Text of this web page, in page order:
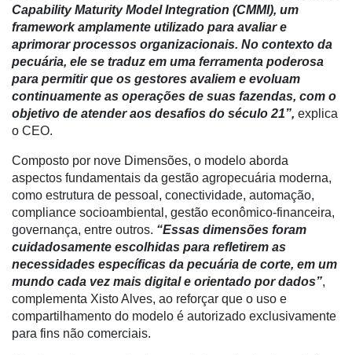
Automação
e
Robótica
Conectividade
Dados
e
E-
Commerce
Informatização
da
Agricultura
Vertical
Software
Empresarial
Capability Maturity Model Integration (CMMI), um
framework amplamente utilizado para avaliar e
aprimorar processos organizacionais. No contexto da
pecuária, ele se traduz em uma ferramenta poderosa
para permitir que os gestores avaliem e evoluam
continuamente as operações de suas fazendas, com o
objetivo de atender aos desafios do século 21”, explica
o CEO.
Composto por nove Dimensões, o modelo aborda
aspectos fundamentais da gestão agropecuária moderna,
como estrutura de pessoal, conectividade, automação,
compliance socioambiental, gestão econômico-financeira,
governança, entre outros. “Essas dimensões foram
cuidadosamente escolhidas para refletirem as
necessidades específicas da pecuária de corte, em um
mundo cada vez mais digital e orientado por dados”,
complementa Xisto Alves, ao reforçar que o uso e
compartilhamento do modelo é autorizado exclusivamente
para fins não comerciais.